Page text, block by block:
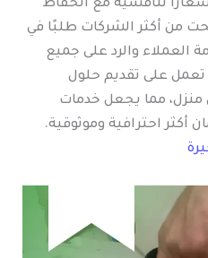
تنافسية مع الحفاظ
من أكثر الشركات طلبًا في
العملاء والرد على جميع
على تقديم حلول
مما يجعل خدمات
أكثر احترافية وموثوقية.